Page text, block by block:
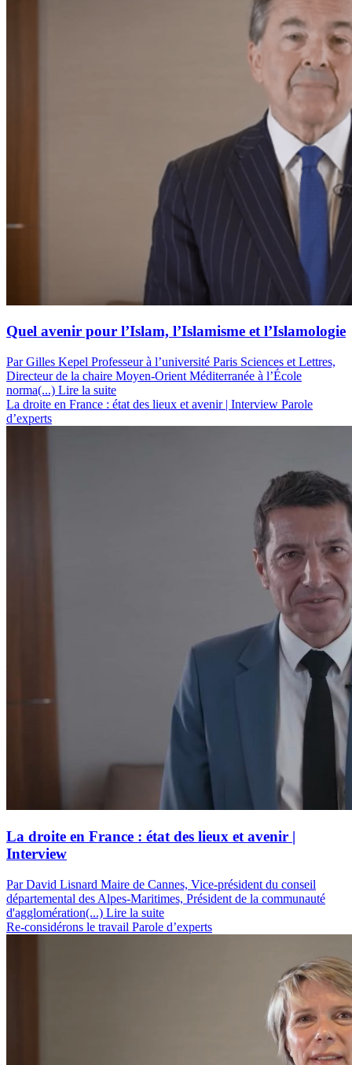
Quel avenir pour l’Islam, l’Islamisme et l’Islamologie
Par Gilles Kepel Professeur à l’université Paris Sciences et Lettres,
Directeur de la chaire Moyen-Orient Méditerranée à l’École
norma(...) Lire la suite
La droite en France : état des lieux et avenir | Interview Parole
d’experts
La droite en France : état des lieux et avenir |
Interview
Par David Lisnard Maire de Cannes, Vice-président du conseil
départemental des Alpes-Maritimes, Président de la communauté
d'agglomération(...) Lire la suite
Re-considérons le travail Parole d’experts